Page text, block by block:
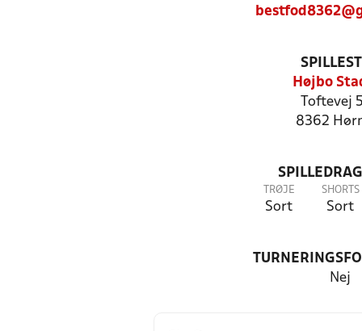
Højbo
Toftevej
8362
TRØJE
Sort
SHORTS
Sort
Nej